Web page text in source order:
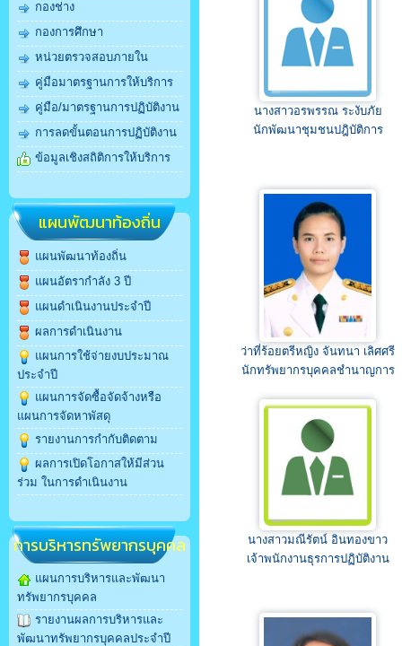
กองช่าง
กองการศึกษา
หน่วยตรวจสอบภายใน
คู่มือมาตรฐานการให้บริการ
คู่มือ/มาตรฐานการปฏิบัติงาน
การลดขั้นตอนการปฏิบัติงาน
ข้อมูลเชิงสถิติการให้บริการ
แผนพัฒนาท้องถิ่น
แผนพัฒนาท้องถิ่น
แผนอัตรากำลัง 3 ปี
แผนดำเนินงานประจำปี
ผลการดำเนินงาน
แผนการใช้จ่ายงบประมาณ
ประจำปี
แผนการจัดซื้อจัดจ้างหรือ
แผนการจัดหาพัสดุ
รายงานการกำกับติดตาม
ผลการเปิดโอกาสให้มีส่วน
ร่วม ในการดำเนินงาน
การบริหารทรัพยากรบุคคล
แผนการบริหารและพัฒนา
ทรัพยากรบุคคล
รายงานผลการบริหารและ
พัฒนาทรัพยากรบุคคลประจำปี
นางสาวอรพรรณ ระงับภัย
นักพัฒนาชุมชนปฎิบัติการ
ว่าที่ร้อยตรีหญิง จันทนา เลิศศรี
นักทรัพยากรบุคคลชำนาญการ
นางสาวมณีรัตน์ อินทองขาว
เจ้าพนักงานธุรการปฏิบัติงาน